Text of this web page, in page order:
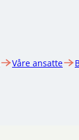
Våre ansatte